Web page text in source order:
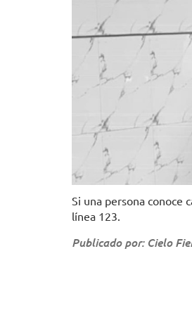
Si una persona conoce
línea 123.
Publicado por: Cielo